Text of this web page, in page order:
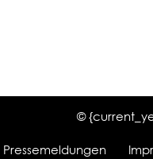
©
Pressemeldungen